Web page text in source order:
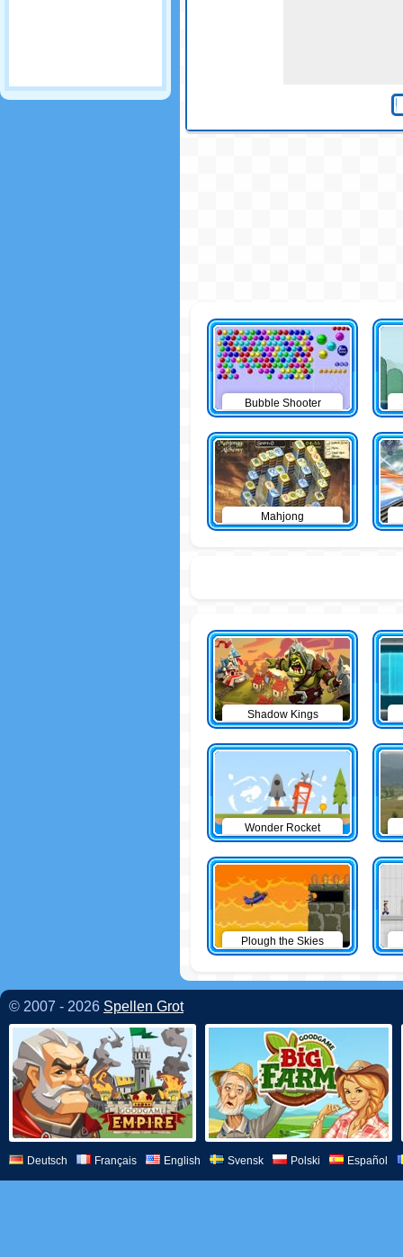
Bubble Shooter
Mahjong
Shadow Kings
Wonder Rocket
Plough the Skies
© 2007 - 2026 Spellen Grot
Deutsch Français English Svensk Polski Español